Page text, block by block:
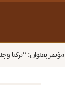
مؤتمر بعنوان: “تركيا